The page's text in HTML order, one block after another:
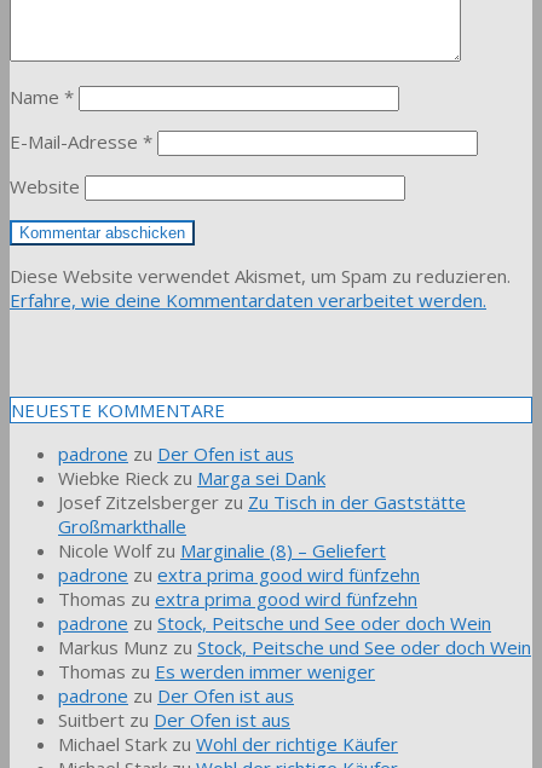
Name *
E-Mail-Adresse *
Website
Diese Website verwendet Akismet, um Spam zu reduzieren.
Erfahre, wie deine Kommentardaten verarbeitet werden.
NEUESTE KOMMENTARE
padrone zu Der Ofen ist aus
Wiebke Rieck zu Marga sei Dank
Josef Zitzelsberger zu Zu Tisch in der Gaststätte
Großmarkthalle
Nicole Wolfzu Marginalie (8) – Geliefert
padrone zu extra prima good wird fünfzehn
Thomas zu extra prima good wird fünfzehn
padrone zu Stock, Peitsche und See oder doch Wein
Markus Munz zu Stock, Peitsche und See oder doch Wein
Thomas zu Es werden immer weniger
padrone zu Der Ofen ist aus
Suitbert zu Der Ofen ist aus
Michael Stark zu Wohl der richtige Käufer